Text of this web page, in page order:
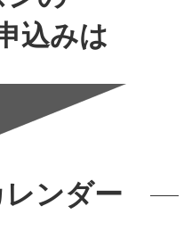
込みは
レンダー